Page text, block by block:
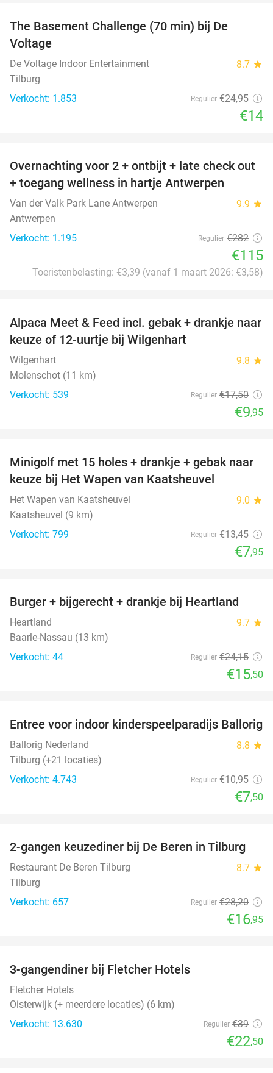
The Basement Challenge (70 min) bij De
Voltage
De Voltage Indoor Entertainment 8.7 star
Tilburg
Verkocht: 1.853
Regulier €24,95
€14
59%
Overnachting voor 2 + ontbijt + late check out
+ toegang wellness in hartje Antwerpen
Van der Valk Park Lane Antwerpen 9.9 star
Antwerpen
Verkocht: 1.195
Regulier €282
€115
Toeristenbelasting: €3,39 (vanaf 1 maart 2026: €3,58)
43%
Alpaca Meet & Feed incl. gebak + drankje naar
keuze of 12-uurtje bij Wilgenhart
Wilgenhart 9.8 star
Molenschot (11 km)
Verkocht: 539
Regulier €17,50
€9,95
41%
Minigolf met 15 holes + drankje + gebak naar
keuze bij Het Wapen van Kaatsheuvel
Het Wapen van Kaatsheuvel 9.0 star
Kaatsheuvel (9 km)
Verkocht: 799
Regulier €13,45
€7,95
36%
Burger + bijgerecht + drankje bij Heartland
Heartland 9.7 star
Baarle-Nassau (13 km)
Verkocht: 44
Regulier €24,15
€15,50
32%
Entree voor indoor kinderspeelparadijs Ballorig
Ballorig Nederland 8.8 star
Tilburg (+21 locaties)
Verkocht: 4.743
Regulier €10,95
€7,50
40%
2-gangen keuzediner bij De Beren in Tilburg
Restaurant De Beren Tilburg 8.7 star
Tilburg
Verkocht: 657
Regulier €28,20
€16,95
3-gangendiner bij Fletcher Hotels
Fletcher Hotels
Oisterwijk (+ meerdere locaties) (6 km)
Verkocht: 13.630
Regulier €39
€22,50